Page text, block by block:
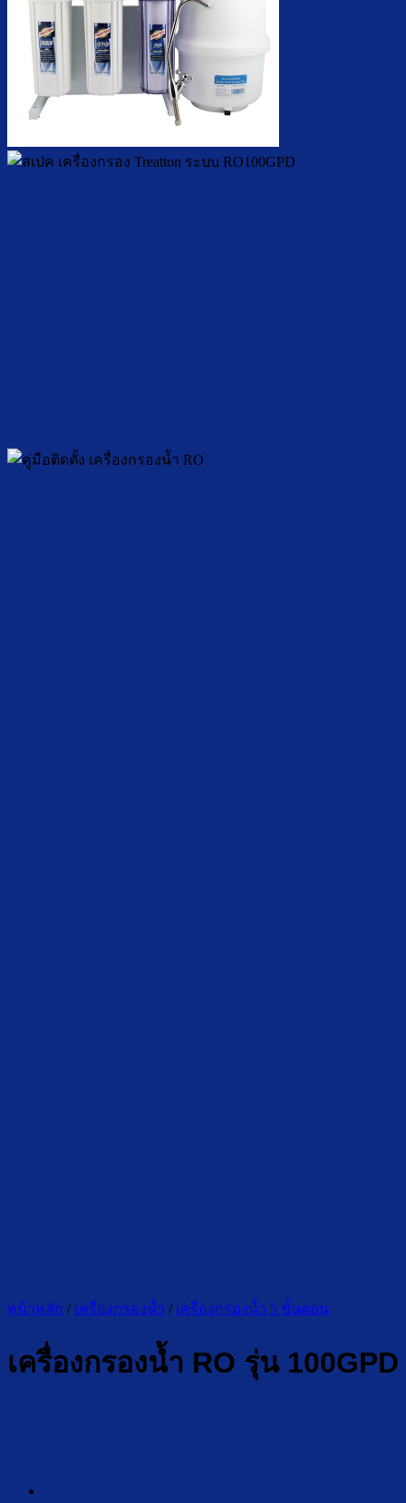
หน้าหลัก / เครื่องกรองน้ำ / เครื่องกรองน้ำ 5 ขั้นตอน
เครื่องกรองน้ำ RO รุ่น 100GPD